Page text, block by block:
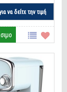
να δείτε την τιμή